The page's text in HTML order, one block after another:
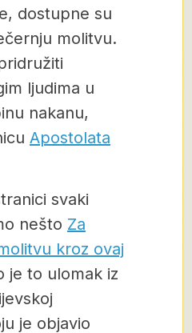
dostupne su
molitvu.
ljudima u
nakanu,
Apostolata
svaki
nešto Za
kroz ovaj
je to ulomak iz
je objavio